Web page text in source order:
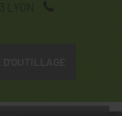
LYON
D'OUTILLAGE